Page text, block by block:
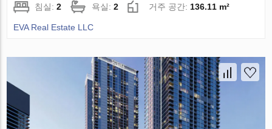
침실:2 욕실:2 거주 공간: 136.11 m²
EVA Real Estate LLC